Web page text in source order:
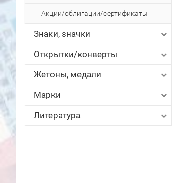
Акции/облигации/сертификаты
Знаки, значки
Открытки/конверты
Жетоны, медали
Марки
Литература